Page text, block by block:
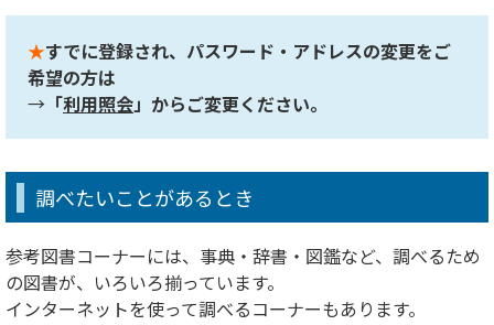
★すでに登録され、パスワード・アドレスの変更をご
希望の方は
→ 「利用照会」からご変更ください。
調べたいことがあるとき
参考図書コーナーには、事典・辞書・図鑑など、調べるため
の図書が、いろいろ揃っています。
インターネットを使って調べるコーナーもあります。